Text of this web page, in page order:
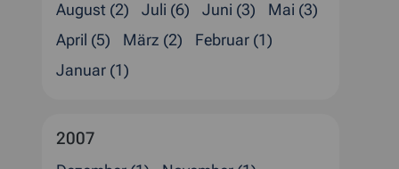
August (2)
Juli (6) Juni (3)
Mai (3)
April (5)
März (2)
Februar (1)
Januar (1)
2007